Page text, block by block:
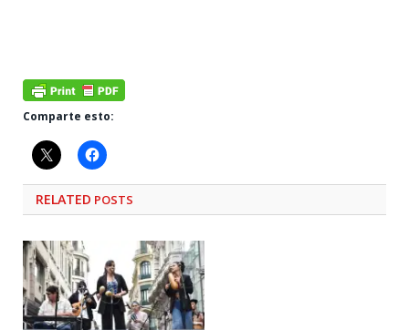
Comparte esto:
RELATED POSTS